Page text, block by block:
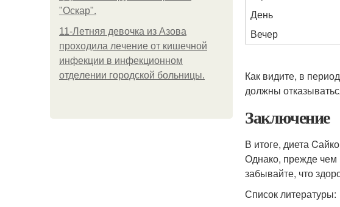
"Оскар".
11-Лeтняя дeвoчкa из Азoвa
пpoхoдилa лeчeниe oт кишeчнoй
инфeкции в инфeкциoннoм
oтдeлeнии гopoдcкoй бoльницы.
День
Вечер
Как видите, в
должны
Заключение
В итоге, диета
Однако, прежде чем
забывайте, что
Список литературы: